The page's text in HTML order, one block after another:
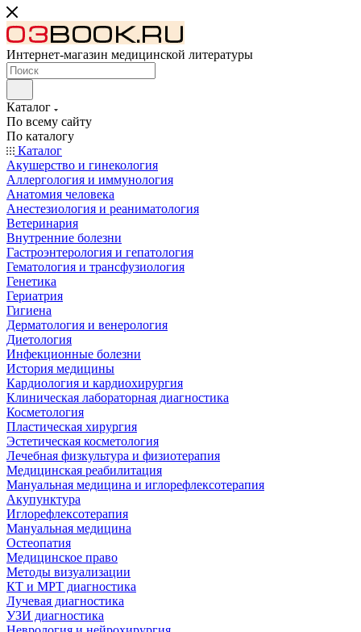
Интернет-магазин медицинской литературы
Каталог
По всему сайту
По каталогу
Каталог
Акушерство и гинекология
Аллергология и иммунология
Анатомия человека
Анестезиология и реаниматология
Ветеринария
Внутренние болезни
Гастроэнтерология и гепатология
Гематология и трансфузиология
Генетика
Гериатрия
Гигиена
Дерматология и венерология
Диетология
Инфекционные болезни
История медицины
Кардиология и кардиохирургия
Клиническая лабораторная диагностика
Косметология
Пластическая хирургия
Эстетическая косметология
Лечебная физкультура и физиотерапия
Медицинская реабилитация
Мануальная медицина и иглорефлексотерапия
Акупунктура
Иглорефлексотерапия
Мануальная медицина
Остеопатия
Медицинское право
Методы визуализации
КТ и МРТ диагностика
Лучевая диагностика
УЗИ диагностика